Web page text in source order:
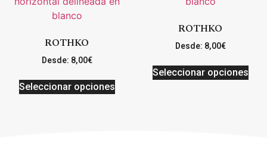
ROTHKO
Desde: 8,00€
Seleccionar opciones
ROTHKO
Desde: 8,00€
Seleccionar opciones